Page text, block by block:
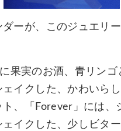
ーが、このジュエリ
果実のお酒、青リン
イクした、かわいら
、「Forever」には
イクした、少しビタ